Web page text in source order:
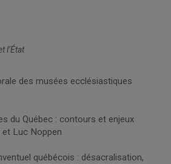
l’État
des musées ecclésiastiques
du Québec : contours et enjeux
Luc Noppen
québécois : désacralisation,